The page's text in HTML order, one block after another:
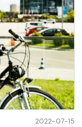
2022-07-15